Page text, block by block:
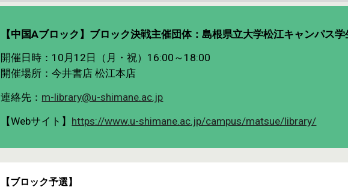
【中国Aブロック】ブロック決戦主催団体：島根県立大学松江キャンパス
開催日時： 10月12日（月・祝）16:00～18:00
開催場所：今井書店 松江本店
連絡先： m-library@u-shimane.ac.jp
【Webサイト】 https://www.u-shimane.ac.jp/campus/matsue/library/
【ブロック予選】